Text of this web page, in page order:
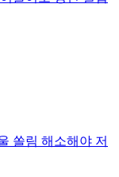
쏠림 해소해야 저